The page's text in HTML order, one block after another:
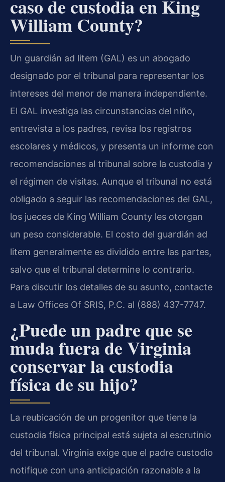
caso de custodia en King
William County?
Un guardián ad litem (GAL) es un abogado
designado por el tribunal para representar los
intereses del menor de manera independiente.
El GAL investiga las circunstancias del niño,
entrevista a los padres, revisa los registros
escolares y médicos, y presenta un informe con
recomendaciones al tribunal sobre la custodia y
el régimen de visitas. Aunque el tribunal no está
obligado a seguir las recomendaciones del GAL,
los jueces de King William County les otorgan
un peso considerable. El costo del guardián ad
litem generalmente es dividido entre las partes,
salvo que el tribunal determine lo contrario.
Para discutir los detalles de su asunto, contacte
a Law Offices Of SRIS, P.C. al (888) 437-7747.
¿Puede un padre que se
muda fuera de Virginia
conservar la custodia
física de su hijo?
La reubicación de un progenitor que tiene la
custodia física principal está sujeta al escrutinio
del tribunal. Virginia exige que el padre custodio
notifique con una anticipación razonable a la